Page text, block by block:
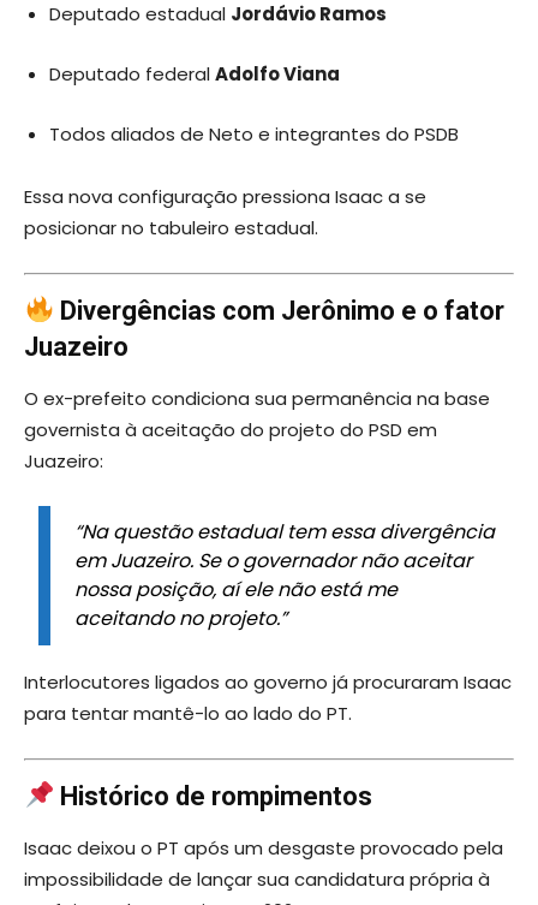
Deputado estadual Jordávio Ramos
Deputado federalAdolfo Viana
Todos aliados de Neto e integrantes do PSDB
Essa nova configuração pressiona Isaac a se
posicionar no tabuleiro estadual.
Divergências com Jerônimo e o fator
Juazeiro
O ex-prefeito condiciona sua permanência na base
governista à aceitação do projeto do PSD em
Juazeiro:
“Na questão estadual tem essa divergência
em Juazeiro. Se o governador não aceitar
nossa posição, aí ele não está me
aceitando no projeto.”
Interlocutores ligados ao governo já procuraram Isaac
para tentar mantê-lo ao lado do PT.
Histórico de rompimentos
Isaac deixou o PT após um desgaste provocado pela
impossibilidade de lançar sua candidatura própria à